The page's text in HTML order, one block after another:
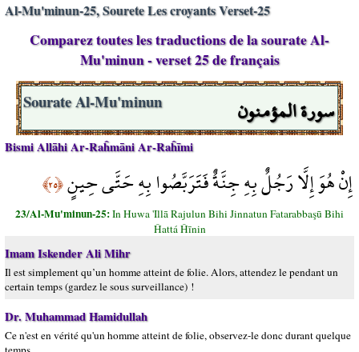
Al-Mu'minun-25, Sourete Les croyants Verset-25
Comparez toutes les traductions de la sourate Al-
Mu'minun - verset 25 de français
سورة المؤمنون Sourate Al-Mu'minun
Bismi Allāhi Ar-Raĥmāni Ar-Raĥīmi
إِنْ هُوَ إِلَّا رَجُلٌ بِهِ جِنَّةٌ فَتَرَبَّصُوا بِهِ حَتَّى حِينٍ﴿٢٥﴾
23/Al-Mu'minun-25:In Huwa 'Illā Rajulun Bihi Jinnatun Fatarabbaşū Bihi
Ĥattá Ĥīnin
Imam Iskender Ali Mihr
Il est simplement qu’un homme atteint de folie. Alors, attendez le pendant un
certain temps (gardez le sous surveillance) !
Dr. Muhammad Hamidullah
Ce n'est en vérité qu'un homme atteint de folie, observez-le donc durant quelque